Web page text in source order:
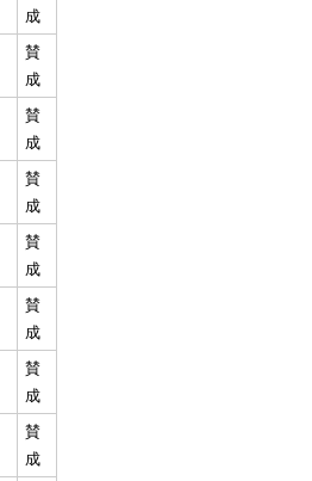
成
賛
成
賛
成
賛
成
賛
成
賛
成
賛
成
賛
成